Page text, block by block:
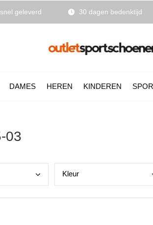
DAMES HEREN KINDEREN
geleverd 30 dagen bedenktijd
03
Kleur